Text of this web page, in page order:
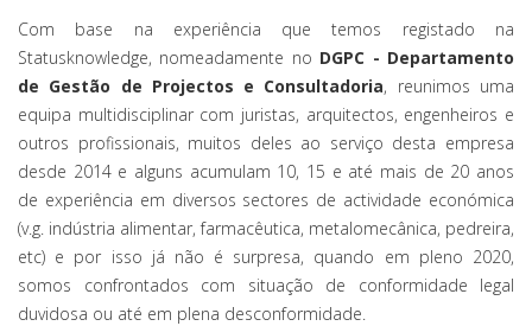
Com base na experiência que temos registado na
Statusknowledge, nomeadamente no DGPC - Departamento
de Gestão de Projectos e Consultadoria, reunimos uma
equipa multidisciplinar com juristas, arquitectos, engenheiros e
outros profissionais, muitos deles ao serviço desta empresa
desde 2014 e alguns acumulam 10, 15 e até mais de 20 anos
de experiência em diversos sectores de actividade económica
(v.g. indústria alimentar, farmacêutica, metalomecânica, pedreira,
etc) e por isso já não é surpresa, quando em pleno 2020,
somos confrontados com situação de conformidade legal
duvidosa ou até em plena desconformidade.